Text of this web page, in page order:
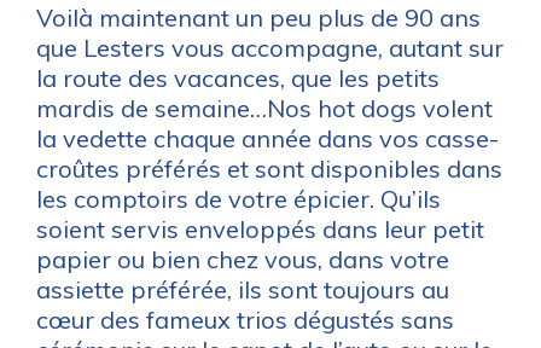
Voilà maintenant un peu plus de 90 ans
que Lesters vous accompagne, autant sur
la route des vacances, que les petits
mardis de semaine…Nos hot dogs volent
la vedette chaque année dans vos casse-
croûtes préférés et sont disponibles dans
les comptoirs de votre épicier. Qu’ils
soient servis enveloppés dans leur petit
papier ou bien chez vous, dans votre
assiette préférée, ils sont toujours au
cœur des fameux trios dégustés sans